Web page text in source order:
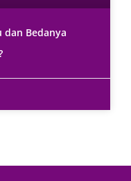
Bedanya